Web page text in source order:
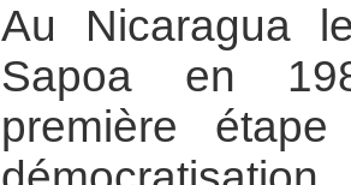
Au Nicaragua
Sapoa en
première